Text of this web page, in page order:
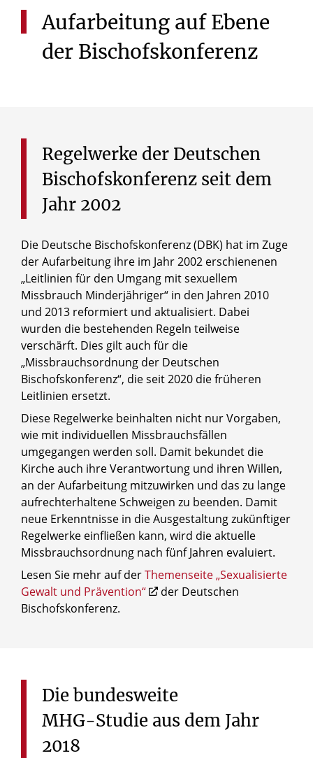
Aufarbeitung auf Ebene
der Bischofskonferenz
Regelwerke der Deutschen
Bischofskonferenz seit dem
Jahr 2002
Die Deutsche Bischofskonferenz (DBK) hat im Zuge
der Aufarbeitung ihre im Jahr 2002 erschienenen
„Leitlinien für den Umgang mit sexuellem
Missbrauch Minderjähriger“ in den Jahren 2010
und 2013 reformiert und aktualisiert. Dabei
wurden die bestehenden Regeln teilweise
verschärft. Dies gilt auch für die
„Missbrauchsordnung der Deutschen
Bischofskonferenz“, die seit 2020 die früheren
Leitlinien ersetzt.
Diese Regelwerke beinhalten nicht nur Vorgaben,
wie mit individuellen Missbrauchsfällen
umgegangen werden soll. Damit bekundet die
Kirche auch ihre Verantwortung und ihren Willen,
an der Aufarbeitung mitzuwirken und das zu lange
aufrechterhaltene Schweigen zu beenden. Damit
neue Erkenntnisse in die Ausgestaltung zukünftiger
Regelwerke einfließen kann, wird die aktuelle
Missbrauchsordnung nach fünf Jahren evaluiert.
Lesen Sie mehr auf derThemenseite „Sexualisierte
Gewalt und Prävention“
der Deutschen
Bischofskonferenz.
Die bundesweite
MHG-Studie aus dem Jahr
2018